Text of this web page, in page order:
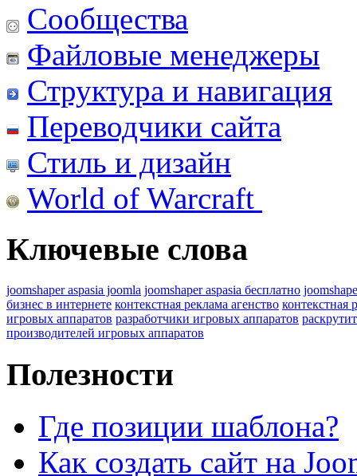
Сообщества
Файловые менеджеры
Структура и навигация
Переводчики сайта
Стиль и дизайн
World of Warcraft
Ключевые слова
joomshaper aspasia joomla joomshaper aspasia бесплатно
бизнес в интернете контекстная реклама агенство контекстная
игровых аппаратов разработчики игровых аппаратов
производителей игровых аппаратов
Полезности
Где позиции шаблона?
Как создать сайт на